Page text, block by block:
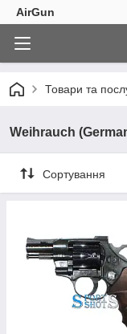
AirGun
Товари та
Weihrauch
Сортування